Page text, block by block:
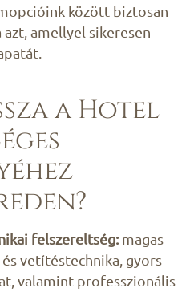
között biztosan
azt, amellyel sikeresen
a Hotel
felszereltség: magas
vetítéstechnika, gyors
valamint professzionális